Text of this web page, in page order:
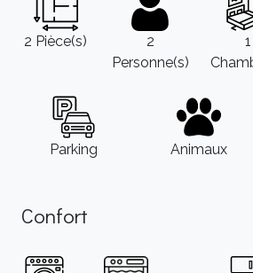
2 Pièce(s)
2
Personne(s)
1
Parking Animaux
Confort